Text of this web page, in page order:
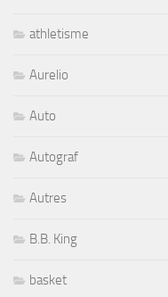
athletisme
Aurelio
Auto
Autograf
Autres
B.B. King
basket